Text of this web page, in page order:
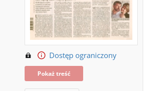
Dostęp ograniczony
Pokaż treść